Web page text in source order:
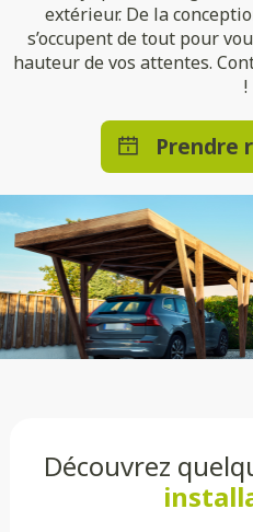
extérieur. De la
s’occupent de tout pour
hauteur de vos attentes.
!
Prendre
Découvrez